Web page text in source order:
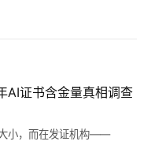
AI证书含金量真相调查
小，而在发证机构——